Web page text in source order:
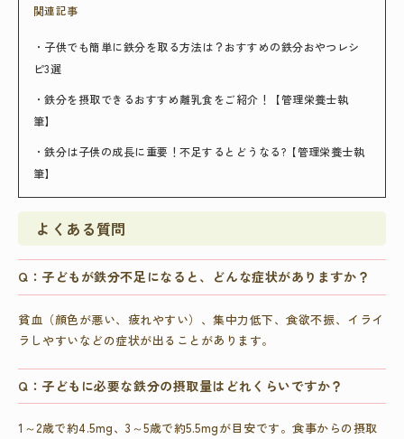
関連記事
・子供でも簡単に鉄分を取る方法は？おすすめの鉄分おやつレシ
ピ3選
・鉄分を摂取できるおすすめ離乳食をご紹介！【管理栄養士執
筆】
・鉄分は子供の成長に重要！不足するとどうなる?【管理栄養士執
筆】
よくある質問
Q：子どもが鉄分不足になると、どんな症状がありますか？
貧血（顔色が悪い、疲れやすい）、集中力低下、食欲不振、イライ
ラしやすいなどの症状が出ることがあります。
Q：子どもに必要な鉄分の摂取量はどれくらいですか？
1～2歳で約4.5mg、3～5歳で約5.5mgが目安です。食事からの摂取